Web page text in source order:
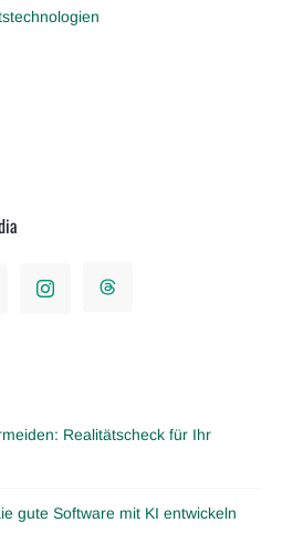
Realitätscheck für Ihr
gute Software mit KI entwickeln